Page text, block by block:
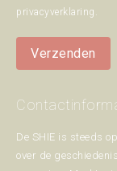
privacyverklaring .
Verzenden
De SHIE is steeds
over de